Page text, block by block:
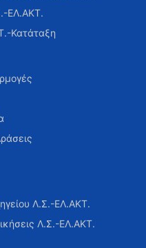
ΕΛ.ΑΚΤ.
Κατάταξη
Λ.Σ.-ΕΛ.ΑΚΤ.
Λ.Σ.-ΕΛ.ΑΚΤ.